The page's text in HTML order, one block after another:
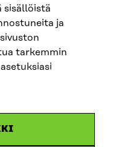
sisällöistä
ja
tarkemmin